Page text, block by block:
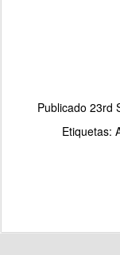
Publicado 23rd
Etiquetas: